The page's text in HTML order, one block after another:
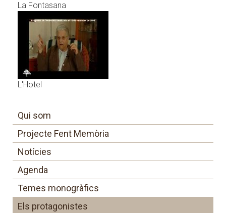
La Fontasana
L'Hotel
Qui som
Projecte Fent Memòria
Notícies
Agenda
Temes monogràfics
Els protagonistes